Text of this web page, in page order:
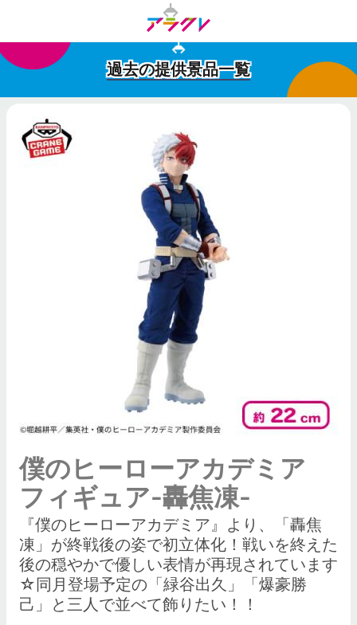
過去の提供景品一覧
僕のヒーローアカデミア
フィギュア-轟焦凍-
『僕のヒーローアカデミア』より、「轟焦
凍」が終戦後の姿で初立体化！戦いを終えた
後の穏やかで優しい表情が再現されています
☆同月登場予定の「緑谷出久」「爆豪勝
己」と三人で並べて飾りたい！！